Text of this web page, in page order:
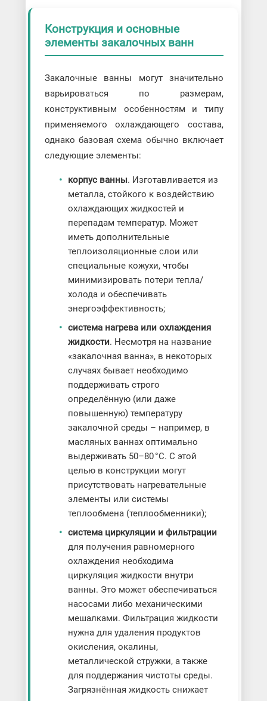
Конструкция и основные
элементы закалочных ванн
Закалочные ванны могут значительно
варьироваться по размерам,
конструктивным особенностям и типу
применяемого охлаждающего состава,
однако базовая схема обычно включает
следующие элементы:
корпус ванны. Изготавливается из
металла, стойкого к воздействию
охлаждающих жидкостей и
перепадам температур. Может
иметь дополнительные
теплоизоляционные слои или
специальные кожухи, чтобы
минимизировать потери тепла/
холода и обеспечивать
энергоэффективность;
система нагрева или охлаждения
жидкости. Несмотря на название
«закалочная ванна», в некоторых
случаях бывает необходимо
поддерживать строго
определённую (или даже
повышенную) температуру
закалочной среды – например, в
масляных ваннах оптимально
выдерживать 50–80 °C. С этой
целью в конструкции могут
присутствовать нагревательные
элементы или системы
теплообмена (теплообменники);
система циркуляции и фильтрации
для получения равномерного
охлаждения необходима
циркуляция жидкости внутри
ванны. Это может обеспечиваться
насосами либо механическими
мешалками. Фильтрация жидкости
нужна для удаления продуктов
окисления, окалины,
металлической стружки, а также
для поддержания чистоты среды.
Загрязнённая жидкость снижает